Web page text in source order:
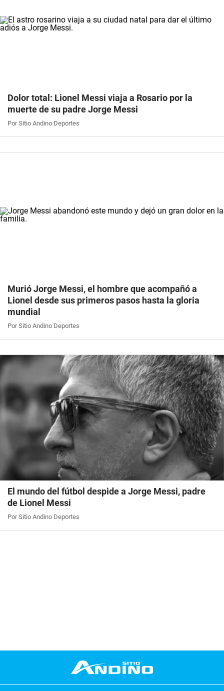
Dolor total: Lionel Messi viaja a Rosario por la
muerte de su padre Jorge Messi
Por Sitio Andino Deportes
Murió Jorge Messi, el hombre que acompañó a
Lionel desde sus primeros pasos hasta la gloria
mundial
Por Sitio Andino Deportes
El mundo del fútbol despide a Jorge Messi, padre
de Lionel Messi
Por Sitio Andino Deportes